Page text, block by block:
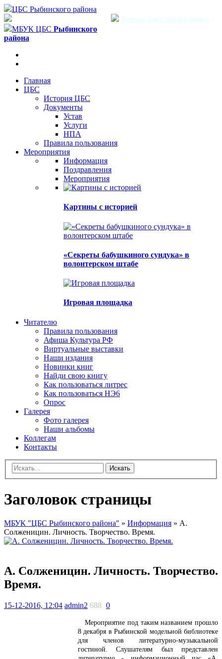
ЦБС Рыбинского района
Версия для слабовидящих
МБУК ЦБС Рыбинского
района
Главная
ЦБС
История ЦБС
Документы
Устав
Услуги
НПА
Правила пользования
Мероприятия
Информация
Поздравления
Мероприятия
Картины с историей
«Секреты бабушкиного сундука» в
волонтерском штабе
Игровая площадка
Читателю
Правила пользования
Афиша Культура РФ
Виртуальные выставки
Наши издания
Новинки книг
Найди свою книгу
Как пользоваться литрес
Как пользоваться НЭ6
Опрос
Галерея
Фото галерея
Наши альбомы
Коллегам
Контакты
Искать
Заголовок страницы
МБУК "ЦБС Рыбинского района" » Информация » А.
Солженицин. Личность. Творчество. Время.
А. Солженицин. Личность. Творчество.
Время.
15-12-2016, 12:04 admin2 688 0
Мероприятие под таким названием прошло
8 декабря в Рыбинской модельной библиотеке
для членов литературно-музыкальной
гостиной. Слушателям был представлен